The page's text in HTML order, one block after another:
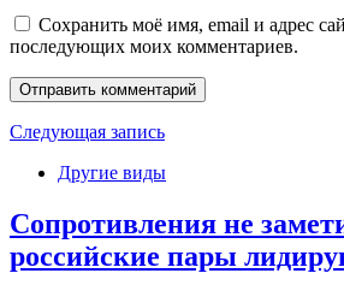
Сохранить моё имя, email и адрес
последующих моих комментариев.
Следующая запись
Другие виды
Сопротивления не
российские пары